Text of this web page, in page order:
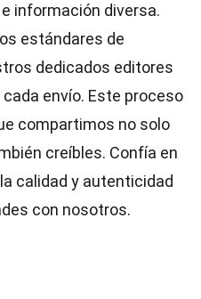
información diversa.
estándares de
dedicados editores
envío. Este proceso
compartimos no solo
creíbles. Confía en
calidad y autenticidad
con nosotros.